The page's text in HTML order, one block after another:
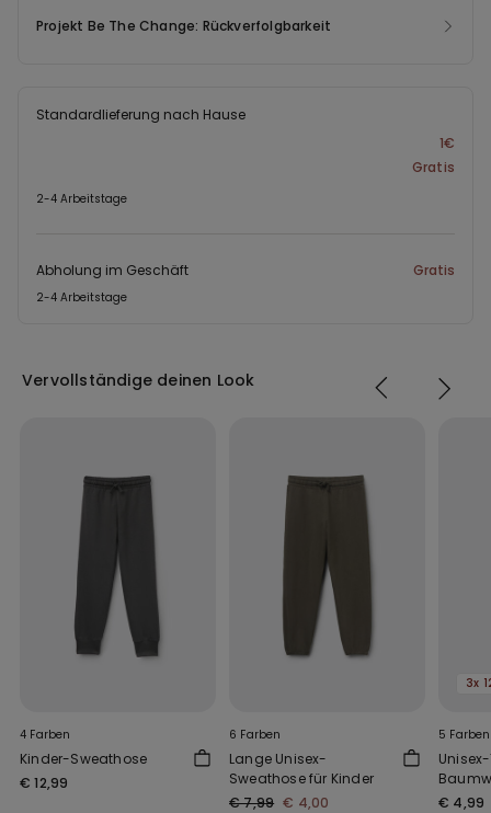
Projekt Be The Change: Rückverfolgbarkeit
Standardlieferung nach Hause
1€
Gratis
2-4 Arbeitstage
Abholung im Geschäft Gratis
2-4 Arbeitstage
Vervollständige deinen Look
4 Farben
Kinder-Sweathose
€ 12,99
6 Farben
Lange Unisex-
Sweathose für Kinder
€ 7,99 € 4,00
3x
5 Farben
€ 4,99